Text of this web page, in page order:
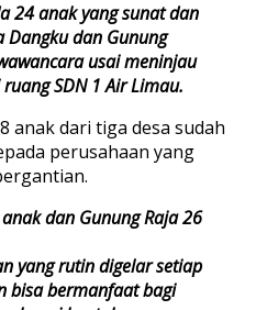
24 anak yang sunat dan
Dangku dan Gunung
usai meninjau
SDN 1 Air Limau.
anak dari tiga desa sudah
perusahaan yang
dan Gunung Raja 26
yang rutin digelar setiap
bisa bermanfaat bagi